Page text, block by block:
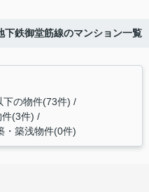
下鉄御堂筋線のマンション一覧
下の物件(73件)
(3件)
・築浅物件(0件)